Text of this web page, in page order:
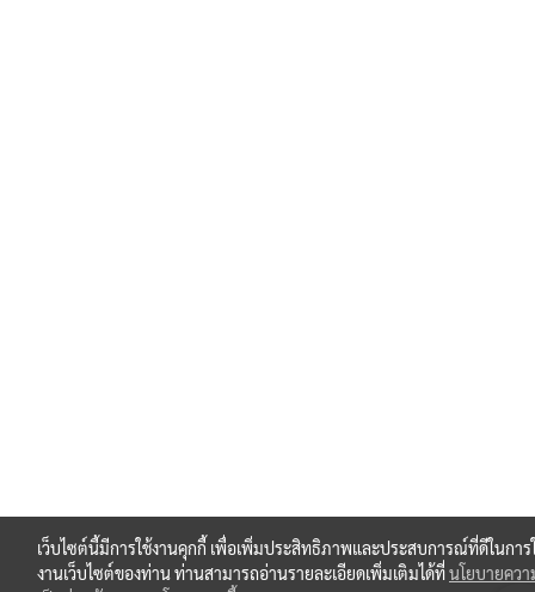
เว็บไซต์นี้มีการใช้งานคุกกี้ เพื่อเพิ่มประสิทธิภาพและประสบการณ์ที่ดีในการ
งานเว็บไซต์ของท่าน ท่านสามารถอ่านรายละเอียดเพิ่มเติมได้ที่นโยบายคว